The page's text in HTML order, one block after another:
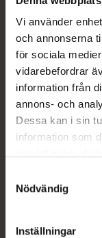
Vi använder
och annonserna
för sociala
vidarebefordrar
information från
annons- och
Dessa kan i sin
information som
återkalla ditt
lagligheten av
Nödvändig
Inställningar
filtspetsen
naturlig
cat eye.
enligt
första
Jämförpris